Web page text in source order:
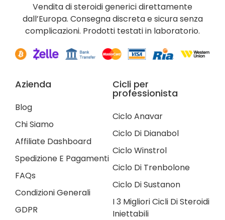
Vendita di steroidi generici direttamente
dall’Europa. Consegna discreta e sicura senza
complicazioni. Prodotti testati in laboratorio.
Azienda
Blog
Chi Siamo
Affiliate Dashboard
Spedizione E Pagamenti
FAQs
Condizioni Generali
GDPR
Cicli per
professionista
Ciclo Anavar
Ciclo Di Dianabol
Ciclo Winstrol
Ciclo Di Trenbolone
Ciclo Di Sustanon
I 3 Migliori Cicli Di Steroidi
Iniettabili